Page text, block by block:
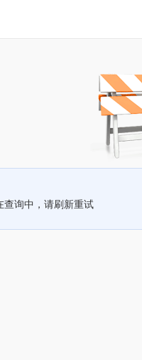
查询中，请刷新重试